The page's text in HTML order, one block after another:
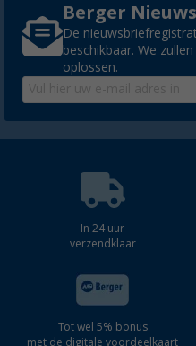
Berger
De
beschikbaar. We
oplossen.
In 24 uur
verzendklaar
Tot wel 5% bonus
met de digitale voordeelkaart